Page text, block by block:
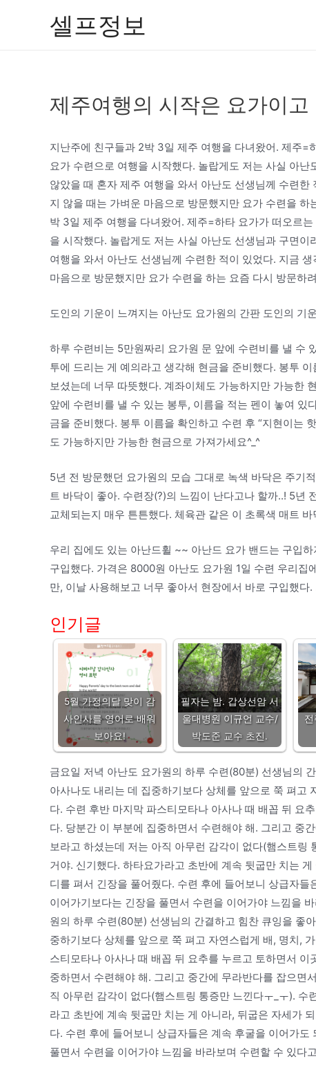
셀프정보
제주여행의 시작은 요가이
지난주에 친구들과 2박 3일 제주 여행을 다녀왔어. 제주=
요가 수련으로 여행을 시작했다. 놀랍게도 저는 사실 아
않았을 때 혼자 제주 여행을 와서 아난도 선생님께 수련
지 않을 때는 가벼운 마음으로 방문했지만 요가 수련을
박 3일 제주 여행을 다녀왔어. 제주=하타 요가가 떠오르
을 시작했다. 놀랍게도 저는 사실 아난도 선생님과 구면
여행을 와서 아난도 선생님께 수련한 적이 있었다. 지금
마음으로 방문했지만 요가 수련을 하는 요즘 다시 방문하
도인의 기운이 느껴지는 아난도 요가원의 간판 도인의 기
하루 수련비는 5만원짜리 요가원 문 앞에 수련비를 낼 수
투에 드리는 게 예의라고 생각해 현금을 준비했다. 봉투
보셨는데 너무 따뜻했다. 계좌이체도 가능하지만 가능한
앞에 수련비를 낼 수 있는 봉투, 이름을 적는 펜이 놓여 있
금을 준비했다. 봉투 이름을 확인하고 수련 후 “지현이는
도 가능하지만 가능한 현금으로 가져가세요^_^
5년 전 방문했던 요가원의 모습 그대로 녹색 바닥은 주기
트 바닥이 좋아. 수련장(?)의 느낌이 난다고나 할까..! 5년
교체되는지 매우 튼튼했다. 체육관 같은 이 초록색 매트
우리 집에도 있는 아난드휠 ~~ 아난드 요가 밴드는 구입
구입했다. 가격은 8000원 아난도 요가원 1일 수련 우리
만, 이날 사용해보고 너무 좋아서 현장에서 바로 구입했
인기글
5월 가정의달 맞이 감
사인사를 영어로 배워
보아요!
필자는 밤. 갑상선암 서
울대병원 이규언 교수/
박도준 교수 초진.
금요일 저녁 아난도 요가원의 하루 수련(80분) 선생님의
아사나도 내리는 데 집중하기보다 상체를 앞으로 쭉 펴고
다. 수련 후반 마지막 파스티모타나 아사나 때 배꼽 뒤 요
다. 당분간 이 부분에 집중하면서 수련해야 해. 그리고 중
보라고 하셨는데 저는 아직 아무런 감각이 없다(햄스트링
거야. 신기했다. 하타요가라고 초반에 계속 뒷굽만 치는
디를 펴서 긴장을 풀어줬다. 수련 후에 들어보니 상급자
이어가기보다는 긴장을 풀면서 수련을 이어가야 느낌을
원의 하루 수련(80분) 선생님의 간결하고 힘찬 큐잉을 좋
중하기보다 상체를 앞으로 쭉 펴고 자연스럽게 배, 명치,
스티모타나 아사나 때 배꼽 뒤 요추를 누르고 토하면서
중하면서 수련해야 해. 그리고 중간에 무라반다를 잡으면
직 아무런 감각이 없다(햄스트링 통증만 느낀다ㅜ_ㅜ).
라고 초반에 계속 뒷굽만 치는 게 아니라, 뒤굽은 자세가
다. 수련 후에 들어보니 상급자들은 계속 후굴을 이어가
풀면서 수련을 이어가야 느낌을 바라보며 수련할 수 있다